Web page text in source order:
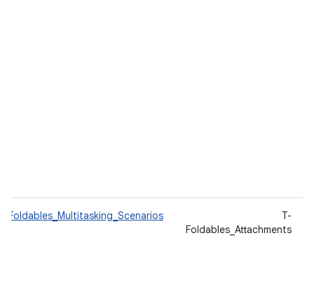
T-
Foldables_Attachments
Foldables_Multitasking_Scenarios